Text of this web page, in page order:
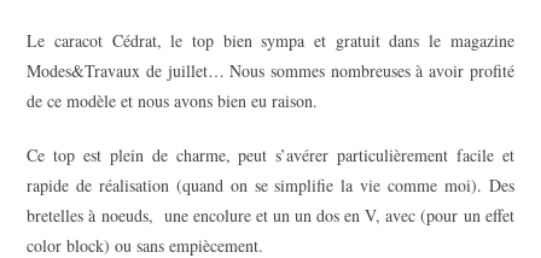
Le caracot Cédrat, le top bien sympa et gratuit dans le magazine
Modes&Travaux de juillet… Nous sommes nombreuses à avoir profité
de ce modèle et nous avons bien eu raison.
Ce top est plein de charme, peut s’avérer particulièrement facile et
rapide de réalisation (quand on se simplifie la vie comme moi). Des
bretelles à noeuds, une encolure et un un dos en V, avec (pour un effet
color block) ou sans empiècement.